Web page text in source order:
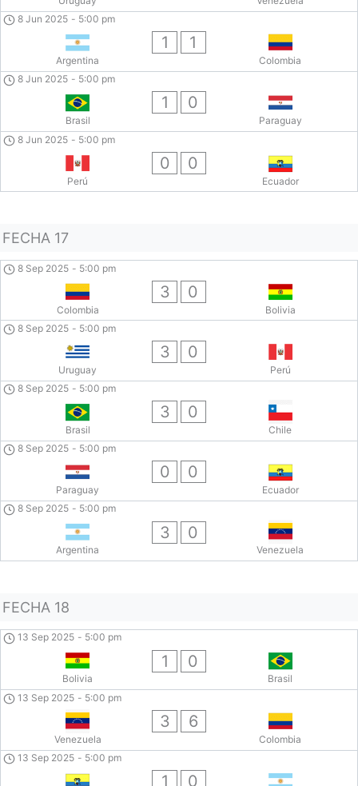
8 Jun 2025 - 5:00 pm
Argentina
1 1
Colombia
8 Jun 2025 - 5:00 pm
Brasil
1 0
Paraguay
8 Jun 2025 - 5:00 pm
Perú
0 0
Ecuador
FECHA 17
8 Sep 2025 - 5:00 pm
Colombia
3 0
Bolivia
8 Sep 2025 - 5:00 pm
Uruguay
3 0
Perú
8 Sep 2025 - 5:00 pm
Brasil
3 0
Chile
8 Sep 2025 - 5:00 pm
Paraguay
0 0
Ecuador
8 Sep 2025 - 5:00 pm
Argentina
3 0
Venezuela
FECHA 18
13 Sep 2025 - 5:00 pm
Bolivia
1 0
Brasil
13 Sep 2025 - 5:00 pm
Venezuela
3 6
Colombia
13 Sep 2025 - 5:00 pm
1 0